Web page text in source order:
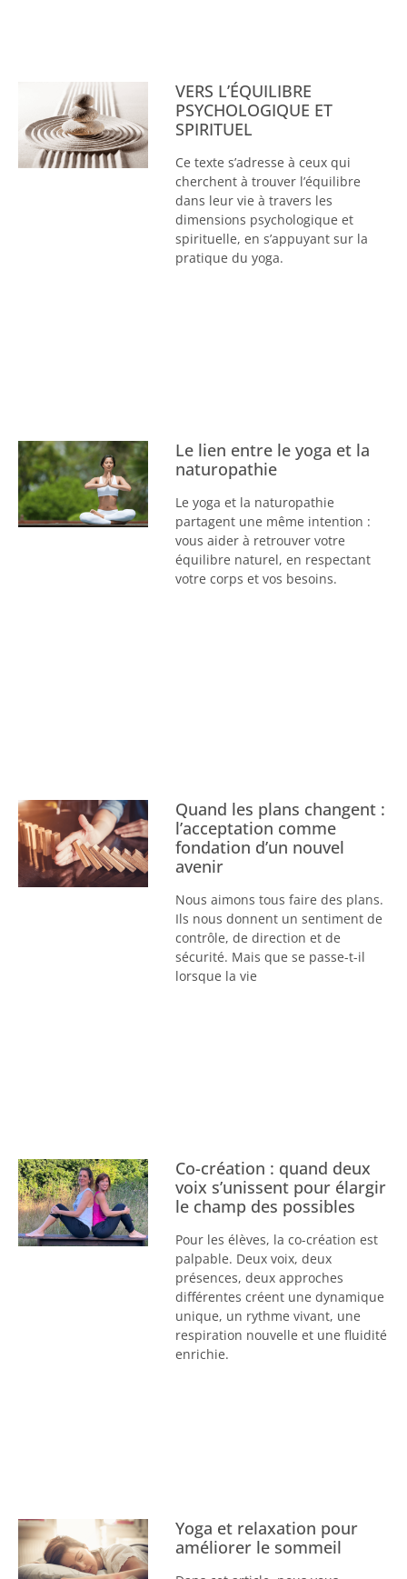
VERS L’ÉQUILIBRE
PSYCHOLOGIQUE ET
SPIRITUEL
Ce texte s’adresse à ceux qui
cherchent à trouver l’équilibre
dans leur vie à travers les
dimensions psychologique et
spirituelle, en s’appuyant sur la
pratique du yoga.
Le lien entre le yoga et la
naturopathie
Le yoga et la naturopathie
partagent une même intention :
vous aider à retrouver votre
équilibre naturel, en respectant
votre corps et vos besoins.
Quand les plans changent :
l’acceptation comme
fondation d’un nouvel
avenir
Nous aimons tous faire des plans.
Ils nous donnent un sentiment de
contrôle, de direction et de
sécurité. Mais que se passe-t-il
lorsque la vie
Co-création : quand deux
voix s’unissent pour élargir
le champ des possibles
Pour les élèves, la co-création est
palpable. Deux voix, deux
présences, deux approches
différentes créent une dynamique
unique, un rythme vivant, une
respiration nouvelle et une fluidité
enrichie.
Yoga et relaxation pour
améliorer le sommeil